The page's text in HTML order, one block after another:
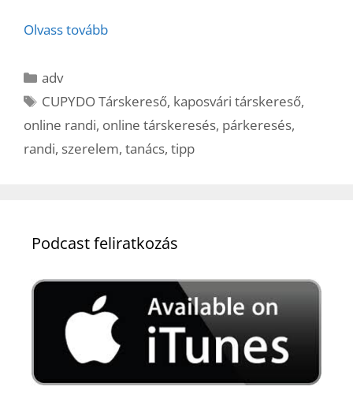
Olvass tovább
Kategória
adv
Címkék
CUPYDO Társkereső, kaposvári társkereső,
online randi, online társkeresés, párkeresés,
randi, szerelem, tanács, tipp
Podcast feliratkozás